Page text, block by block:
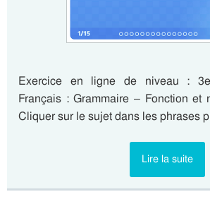
Exercice en ligne de niveau :
Français : Grammaire – Fonction et
Cliquer sur le sujet dans les phrases
Lire la suite